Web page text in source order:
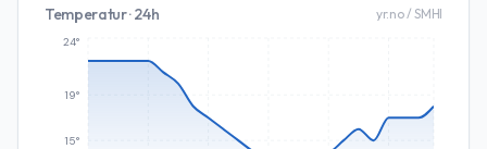
Temperatur · 24h yr.no / SMHI
15°
19°
24°